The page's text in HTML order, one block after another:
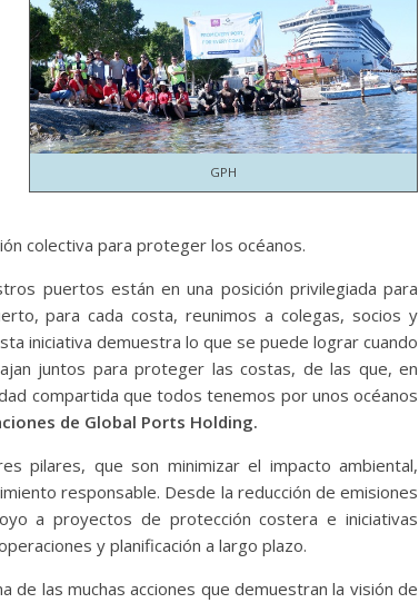
GPH
colectiva para proteger los océanos.
puertos están en una posición privilegiada para
para cada costa, reunimos a colegas, socios y
iniciativa demuestra lo que se puede lograr cuando
juntos para proteger las costas, de las que, en
compartida que todos tenemos por unos océanos
de Global Ports Holding.
pilares, que son minimizar el impacto ambiental,
responsable. Desde la reducción de emisiones
a proyectos de protección costera e iniciativas
y planificación a largo plazo.
de las muchas acciones que demuestran la visión de